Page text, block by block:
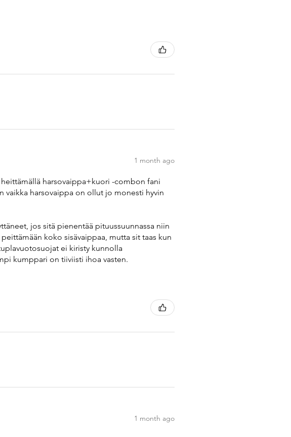
1 month ago
harsovaippa+kuori -combon fani
vaikka harsovaippa on ollut jo monesti hyvin
jos sitä pienentää pituussuunnassa niin
koko sisävaippaa, mutta sit taas kun
ei kiristy kunnolla
kumppari on tiiviisti ihoa vasten.
1 month ago